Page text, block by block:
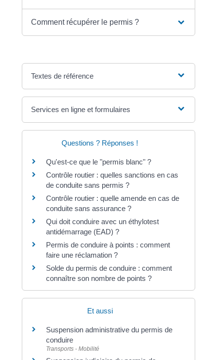
Comment récupérer le permis ?
Textes de référence
Services en ligne et formulaires
Questions ? Réponses !
Qu'est-ce que le "permis blanc" ?
Contrôle routier : quelles sanctions en cas
de conduite sans permis ?
Contrôle routier : quelle amende en cas de
conduite sans assurance ?
Qui doit conduire avec un éthylotest
antidémarrage (EAD) ?
Permis de conduire à points : comment
faire une réclamation ?
Solde du permis de conduire : comment
connaître son nombre de points ?
Et aussi
Suspension administrative du permis de
conduire
Transports - Mobilité